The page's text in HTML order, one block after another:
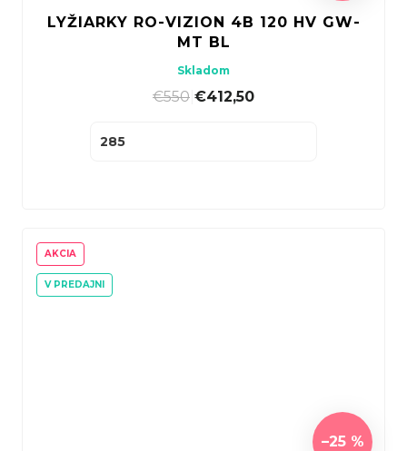
LYŽIARKY RO-VIZION 4B 120 HV GW-
MT BL
Skladom
€550 €412,50
285
AKCIA
V PREDAJNI
–25 %